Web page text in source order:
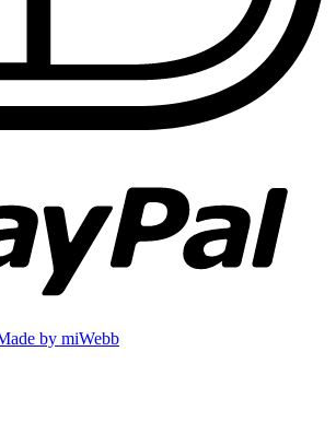
by miWebb